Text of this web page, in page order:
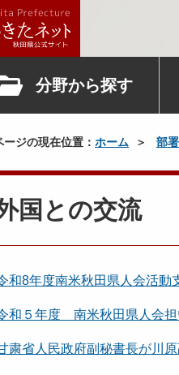
分野から探す
ージの現在位置： ホーム 部
国との交流
和8年度南米秋田県人会活動
和５年度 南米秋田県人会担
粛省人民政府副秘書長が川